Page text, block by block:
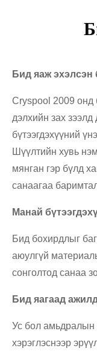
Бид яаж эхэлсэн
Cryspool 2009 онд
дэлхийн зах
бүтээгдэхүүний
Шүүлтийн хувь
мянган гэр бүлд
санаагаа
Манай
Бид бохирдлыг
аюулгүй
сонголтод санаа
Бид яагаад
Ус бол амьдралын
хэрэглэснээр